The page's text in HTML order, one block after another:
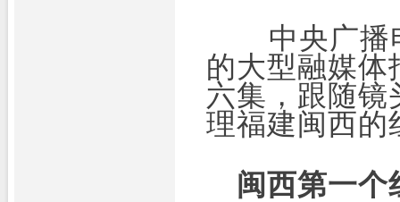
中央广播电
的大型融媒体
六集，跟随镜
理福建闽西的
闽西第一